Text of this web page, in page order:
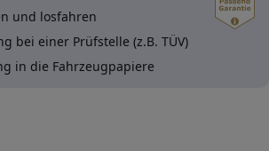
und losfahren
bei einer Prüfstelle (z.B. TÜV)
in die Fahrzeugpapiere